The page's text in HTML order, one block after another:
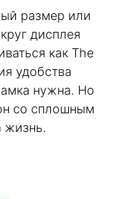
размер или
дисплея
как The
удобства
нужна. Но
со сплошным
жизнь.